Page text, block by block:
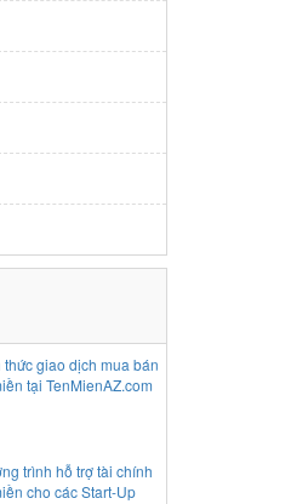
thức giao dịch mua bán
tại TenMienAZ.com
trình hỗ trợ tài chính
cho các Start-Up